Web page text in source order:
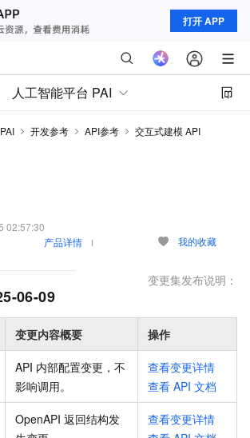
打开 APP
人工智能平台 PAI
开发参考 API参考
交互式建模 API
02:57:30
产品详情 我的收藏
06-09
变更集发布说明：
变更内容概要 操作
API 内部配置变更，不
影响调用。
查看变更详情
查看 API 文档
OpenAPI 返回结构发
查看变更详情